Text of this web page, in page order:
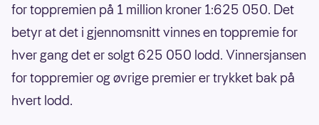
for toppremien på 1 million kroner 1:625 050. Det
betyr at det i gjennomsnitt vinnes en toppremie for
hver gang det er solgt 625 050 lodd. Vinnersjansen
for toppremier og øvrige premier er trykket bak på
hvert lodd.